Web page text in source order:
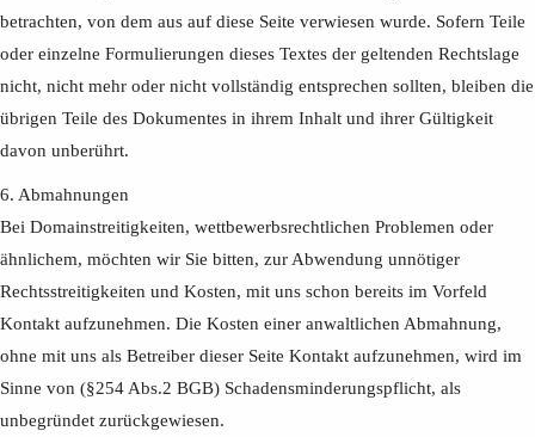
betrachten, von dem aus auf diese Seite verwiesen wurde. Sofern Teile
oder einzelne Formulierungen dieses Textes der geltenden Rechtslage
nicht, nicht mehr oder nicht vollständig entsprechen sollten, bleiben die
übrigen Teile des Dokumentes in ihrem Inhalt und ihrer Gültigkeit
davon unberührt.
6. Abmahnungen
Bei Domainstreitigkeiten, wettbewerbsrechtlichen Problemen oder
ähnlichem, möchten wir Sie bitten, zur Abwendung unnötiger
Rechtsstreitigkeiten und Kosten, mit uns schon bereits im Vorfeld
Kontakt aufzunehmen. Die Kosten einer anwaltlichen Abmahnung,
ohne mit uns als Betreiber dieser Seite Kontakt aufzunehmen, wird im
Sinne von (§254 Abs.2 BGB) Schadensminderungspflicht, als
unbegründet zurückgewiesen.